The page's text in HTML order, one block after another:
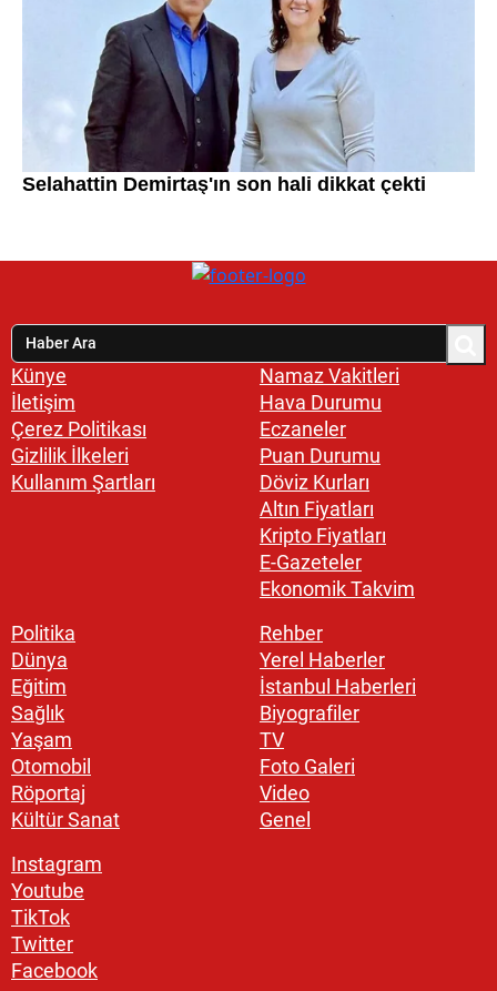
Künye
İletişim
Çerez Politikası
Gizlilik İlkeleri
Kullanım Şartları
Namaz Vakitleri
Hava Durumu
Eczaneler
Puan Durumu
Döviz Kurları
Altın Fiyatları
Kripto Fiyatları
E-Gazeteler
Ekonomik Takvim
Politika
Dünya
Eğitim
Sağlık
Yaşam
Otomobil
Röportaj
Kültür Sanat
Rehber
Yerel Haberler
İstanbul Haberleri
Biyografiler
TV
Foto Galeri
Video
Genel
Instagram
Youtube
TikTok
Twitter
Facebook